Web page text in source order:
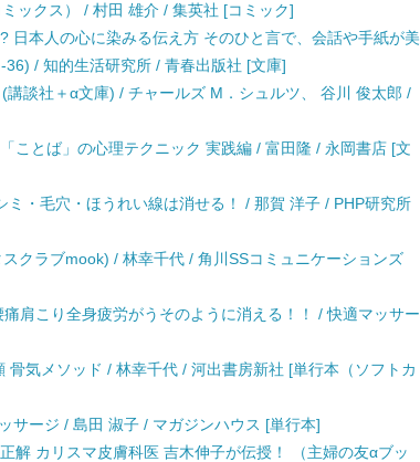
ックス） / 村田 雄介 / 集英社 [コミック]
日本人の心に染みる伝え方 そのひと言で、会話や手紙が美
36) / 知的生活研究所 / 青春出版社 [文庫]
講談社＋α文庫) / チャールズ M．シュルツ、 谷川 俊太郎 /
ことば」の心理テクニック 実践編 / 富田隆 / 永岡書店 [文
ミ・毛穴・ほうれい線は消せる！ / 那賀 洋子 / PHP研究所
クラブmook) / 林幸千代 / 角川SSコミュニケーションズ
肩こり全身疲労がうそのように消える！！ / 快適マッサー
骨気メソッド / 林幸千代 / 河出書房新社 [単行本（ソフトカ
サージ / 島田 淑子 / マガジンハウス [単行本]
解 カリスマ皮膚科医 吉木伸子が伝授！ （主婦の友αブッ